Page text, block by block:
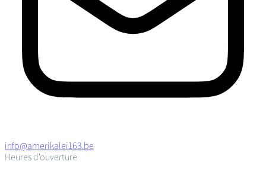
info@amerikalei163.be
Heures d'ouverture